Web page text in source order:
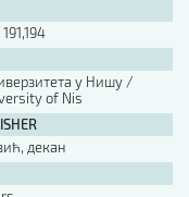
у Нишу /
of Nis
декан